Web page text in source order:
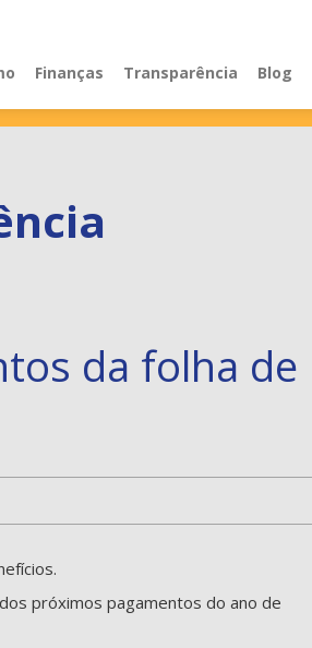
Finanças Transparência Blog
da folha de
próximos pagamentos do ano de